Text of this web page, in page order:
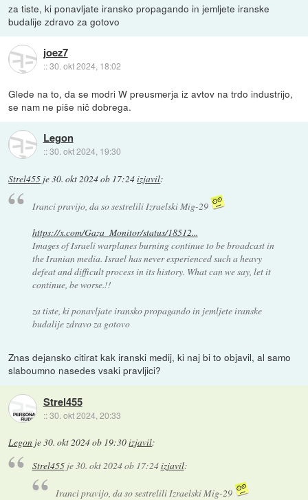
za tiste, ki ponavljate iransko propagando in jemljete iranske
budalije zdravo za gotovo
joez7
::30. okt 2024, 18:02
Glede na to, da se modri W preusmerja iz avtov na trdo industrijo,
se nam ne piše nič dobrega.
Legon
::30. okt 2024, 19:30
Strel455 je30. okt 2024 ob 17:24izjavil:
Iranci pravijo, da so sestrelili Izraelski Mig-29
https://x.com/Gaza_Monitor/status/18512...
Images of Israeli warplanes burning continue to be broadcast in
the Iranian media. Israel has never experienced such a heavy
defeat and difficult process in its history. What can we say, let it
continue, be worse.!!
za tiste, ki ponavljate iransko propagando in jemljete iranske
budalije zdravo za gotovo
Znas dejansko citirat kak iranski medij, ki naj bi to objavil, al samo
slaboumno nasedes vsaki pravljici?
Strel455
::30. okt 2024, 20:33
Legon je30. okt 2024 ob 19:30izjavil:
Strel455je30. okt 2024 ob 17:24izjavil:
Iranci pravijo, da so sestrelili Izraelski Mig-29